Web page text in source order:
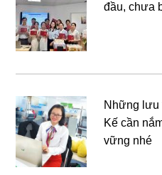
đầu, chưa
Những lưu
Kế cần
vững nhé